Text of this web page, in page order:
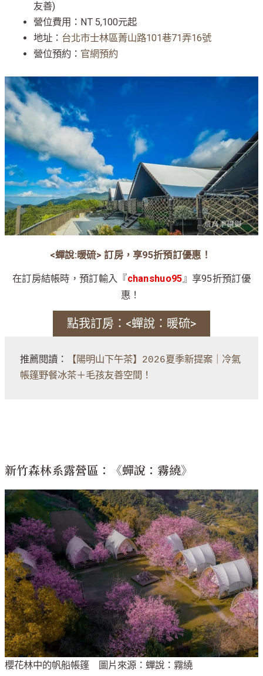
友善)
營位費用：NT 5,100元起
地址： 台北市士林區菁山路101巷71弄16號
營位預約： 官網預約
<蟬說:暖硫> 訂房，享95折預訂優惠！
在訂房結帳時，預訂輸入『chanshuo95』享95折預訂優
惠！
點我訂房：<蟬說：暖硫>
推薦閱讀：
【陽明山下午茶】2026夏季新提案｜冷氣
帳篷野餐冰茶＋毛孩友善空間！
新竹森林系露營區：《蟬說：霧繞》
櫻花林中的帆船帳篷 圖片來源：蟬說：霧繞